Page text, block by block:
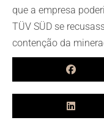
que a empresa
TÜV SÜD se
contenção da